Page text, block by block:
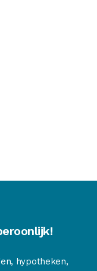
hypotheken,